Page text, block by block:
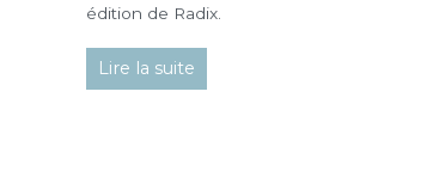
édition de Radix.
Lire la suite